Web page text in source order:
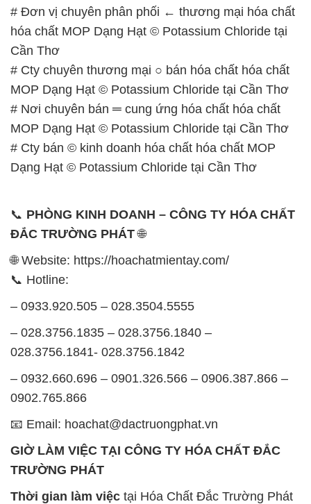
# Đơn vị chuyên phân phối ← thương mại hóa chất
hóa chất MOP Dạng Hạt © Potassium Chloride tại
Cần Thơ
# Cty chuyên thương mại ○ bán hóa chất hóa chất
MOP Dạng Hạt © Potassium Chloride tại Cần Thơ
# Nơi chuyên bán ═ cung ứng hóa chất hóa chất
MOP Dạng Hạt © Potassium Chloride tại Cần Thơ
# Cty bán © kinh doanh hóa chất hóa chất MOP
Dạng Hạt © Potassium Chloride tại Cần Thơ
📞 PHÒNG KINH DOANH – CÔNG TY HÓA CHẤT
ĐẮC TRƯỜNG PHÁT🌐
🌐 Website: https://hoachatmientay.com/
📞 Hotline:
– 0933.920.505 – 028.3504.5555
– 028.3756.1835 – 028.3756.1840 –
028.3756.1841- 028.3756.1842
– 0932.660.696 – 0901.326.566 – 0906.387.866 –
0902.765.866
📧 Email: hoachat@dactruongphat.vn
GIỜ LÀM VIỆC TẠI CÔNG TY HÓA CHẤT ĐẮC
TRƯỜNG PHÁT
Thời gian làm việc tại Hóa Chất Đắc Trường Phát